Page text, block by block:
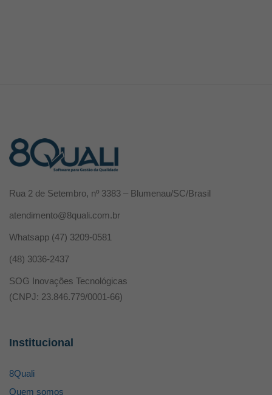
Rua 2 de Setembro, nº 3383 – Blumenau/SC/Brasil
atendimento@8quali.com.br
Whatsapp (47) 3209-0581
(48) 3036-2437
SOG Inovações Tecnológicas
(CNPJ: 23.846.779/0001-66)
Institucional
8Quali
Quem somos